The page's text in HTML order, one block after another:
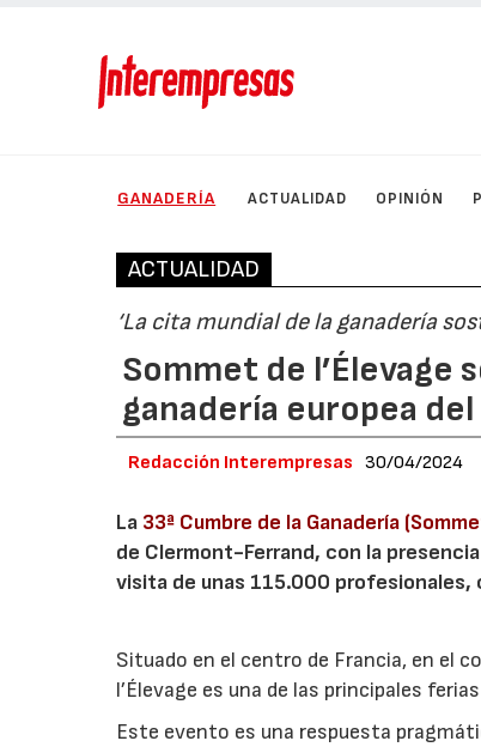
GANADERÍA ACTUALIDAD OPINIÓN
ACTUALIDAD
‘La cita mundial de la ganadería
Sommet de
ganadería europea
Redacción Interempresas 30/04/2024
La 33ª Cumbre de la Ganadería
de Clermont-Ferrand, con la
visita de unas 115.000 profesionales,
Situado en el centro de Francia, en el
l’Élevage es una de las principales
Este evento es una respuesta